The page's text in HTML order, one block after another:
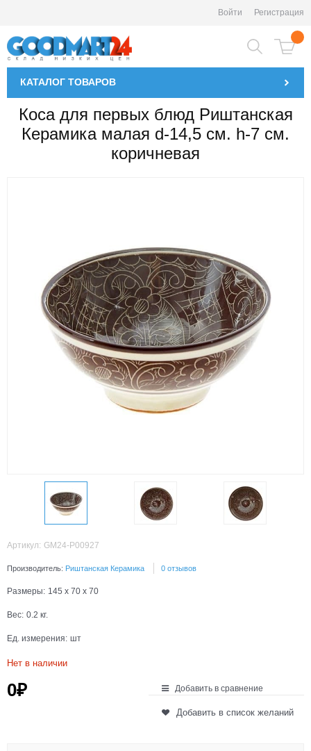
Войти Регистрация
КАТАЛОГ ТОВАРОВ
Коса для первых блюд Риштанская
Керамика малая d-14,5 см. h-7 см.
коричневая
Артикул: GM24-P00927
Производитель: Риштанская Керамика 0 отзывов
Размеры: 145 x 70 x 70
Вес: 0.2 кг.
Ед. измерения: шт
Нет в наличии
0₽ Добавить в сравнение
Добавить в список желаний